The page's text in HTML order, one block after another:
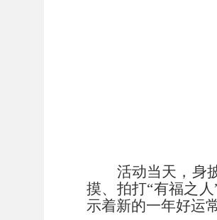
活动当天，身
摸、拍打“有福之
示着新的一年好运